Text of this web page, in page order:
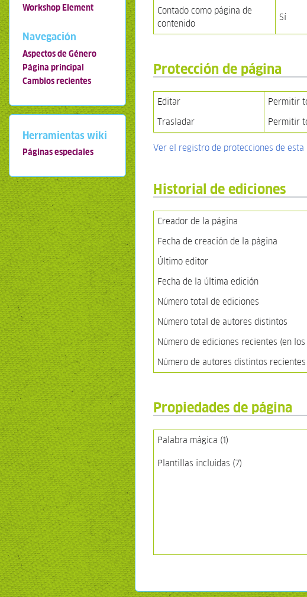
Contado como página de
contenido
Sí
Protección de página
Editar
Permitir
Trasladar
Permitir
Ver el registro de protecciones de esta
Historial de ediciones
Creador de la página
Fecha de creación de la página
Último editor
Fecha de la última edición
Número total de ediciones
Número total de autores distintos
Número de ediciones recientes (en
Número de autores distintos recientes
Propiedades de página
Palabra mágica (1)
Plantillas incluidas (7)
Workshop Element
Navegación
Aspectos de Género
Página principal
Cambios recientes
Herramientas wiki
Páginas especiales